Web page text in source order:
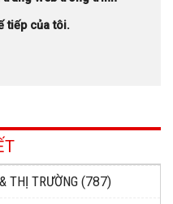
tiếp của tôi.
THỊ TRƯỜNG (787)